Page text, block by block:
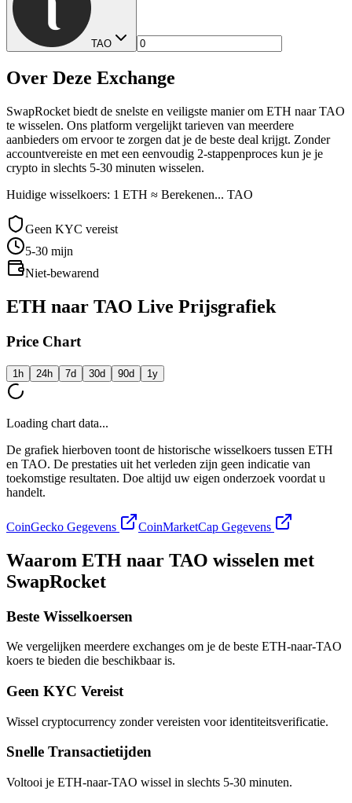
TAO
Over Deze Exchange
SwapRocket biedt de snelste en veiligste manier om ETH naar TAO
te wisselen. Ons platform vergelijkt tarieven van meerdere
aanbieders om ervoor te zorgen dat je de beste deal krijgt. Zonder
accountvereiste en met een eenvoudig 2-stappenproces kun je je
crypto in slechts 5-30 minuten wisselen.
Huidige wisselkoers: 1 ETH ≈ Berekenen... TAO
Geen KYC vereist
5-30 mijn
Niet-bewarend
ETH naar TAO Live Prijsgrafiek
Price Chart
1h 24h 7d 30d 90d 1y
Loading chart data...
De grafiek hierboven toont de historische wisselkoers tussen ETH
en TAO. De prestaties uit het verleden zijn geen indicatie van
toekomstige resultaten. Doe altijd uw eigen onderzoek voordat u
handelt.
CoinGecko Gegevens CoinMarketCap Gegevens
Waarom ETH naar TAO wisselen met
SwapRocket
Beste Wisselkoersen
We vergelijken meerdere exchanges om je de beste ETH-naar-TAO
koers te bieden die beschikbaar is.
Geen KYC Vereist
Wissel cryptocurrency zonder vereisten voor identiteitsverificatie.
Snelle Transactietijden
Voltooi je ETH-naar-TAO wissel in slechts 5-30 minuten.